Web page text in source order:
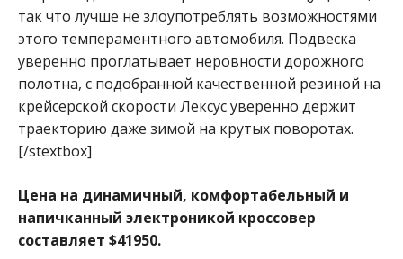
так что лучше не злоупотреблять возможностями
этого темпераментного автомобиля. Подвеска
уверенно проглатывает неровности дорожного
полотна, с подобранной качественной резиной на
крейсерской скорости Лексус уверенно держит
траекторию даже зимой на крутых поворотах.
[/stextbox]
Цена на динамичный, комфортабельный и
напичканный электроникой кроссовер
составляет $41950.